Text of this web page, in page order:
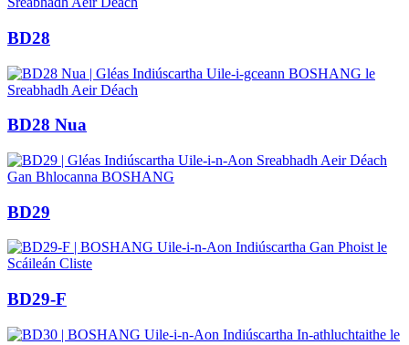
BD28
BD28 Nua
BD29
BD29-F